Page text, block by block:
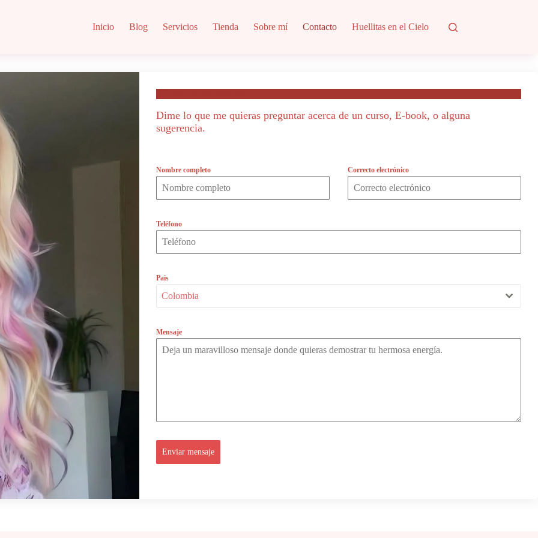
Inicio Blog Servicios Tienda Sobre mí Contacto Huellitas en el Cielo
Dime lo que me quieras preguntar acerca de un curso, E-book, o alguna
sugerencia.
Nombre completo Correcto electrónico
Teléfono
Pais
Colombia
Mensaje
Enviar mensaje